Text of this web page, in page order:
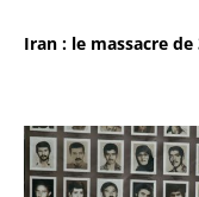
Iran : le massacre